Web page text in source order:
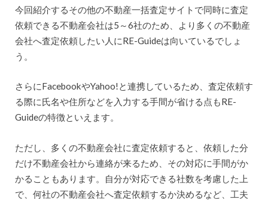
今回紹介するその他の不動産一括査定サイトで同時に査定
依頼できる不動産会社は5～6社のため、より多くの不動産
会社へ査定依頼したい人にRE-Guideは向いているでしょ
う。
さらにFacebookやYahoo!と連携しているため、査定依頼す
る際に氏名や住所などを入力する手間が省ける点もRE-
Guideの特徴といえます。
ただし、多くの不動産会社に査定依頼すると、依頼した分
だけ不動産会社から連絡が来るため、その対応に手間がか
かることもあります。自分が対応できる社数を考慮した上
で、何社の不動産会社へ査定依頼するか決めるなど、工夫